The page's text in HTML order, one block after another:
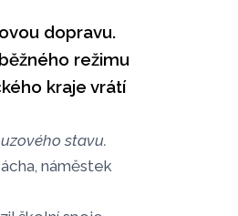
dopravu.
režimu
kraje vrátí
stavu.
náměstek